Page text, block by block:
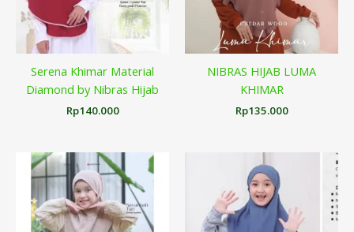
Serena Khimar Material
Diamond by Nibras Hijab
Rp140.000
NIBRAS HIJAB LUMA
KHIMAR
Rp135.000
harga:
hingga